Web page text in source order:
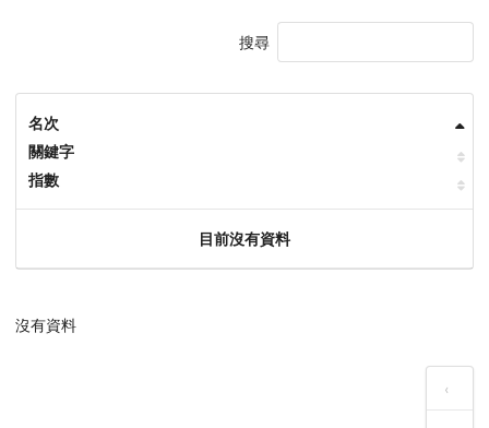
搜尋
名次
關鍵字
指數
目前沒有資料
沒有資料
‹